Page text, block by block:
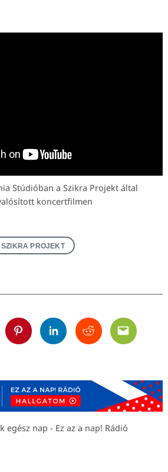
Stúdióban a Szikra Projekt által
koncertfilmen
SZIKRA PROJEKT
PinterestLinkedinRedditEmail
egész nap - Ez az a nap! Rádió